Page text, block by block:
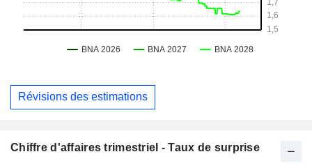
Révisions des estimations
Chiffre d'affaires trimestriel - Taux de surprise